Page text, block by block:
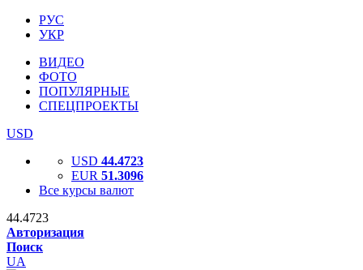
РУС
УКР
ВИДЕО
ФОТО
ПОПУЛЯРНЫЕ
СПЕЦПРОЕКТЫ
USD
USD 44.4723
EUR 51.3096
Все курсы валют
44.4723
Авторизация
Поиск
UA